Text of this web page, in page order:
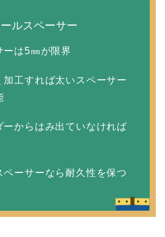
ルスペーサー
ーは5㎜が限界
工すれば太いスペーサー
ーからはみ出ていなければ
ペーサーなら耐久性を保つ